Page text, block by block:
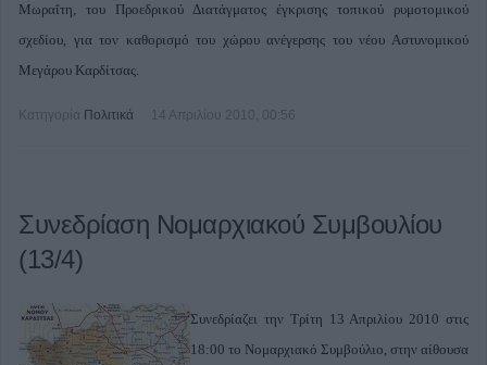
Μωραΐτη, του Προεδρικού Διατάγματος έγκρισης τοπικού ρυμοτομικού
σχεδίου, για τον καθορισμό του χώρου ανέγερσης του νέου Αστυνομικού
Μεγάρου Καρδίτσας.
Κατηγορία Πολιτικά 14 Απριλίου 2010, 00:56
Συνεδρίαση Νομαρχιακού Συμβουλίου
(13/4)
Συνεδρίαζει την Τρίτη 13 Απριλίου 2010 στις
18:00 το Νομαρχιακό Συμβούλιο, στην αίθουσα